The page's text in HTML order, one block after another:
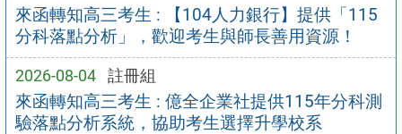
來函轉知高三考生 : 【104人力銀行】提供「115
分科落點分析」，歡迎考生與師長善用資源！
2026-08-04 註冊組
來函轉知高三考生 : 億全企業社提供115年分科測
驗落點分析系統，協助考生選擇升學校系